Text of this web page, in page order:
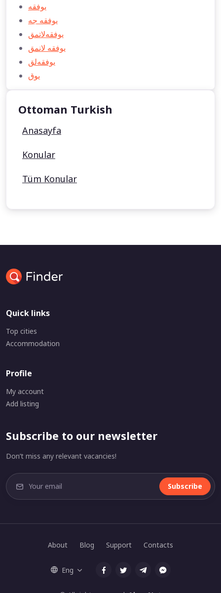
يوفقه
يوفقه جه
يوفقه‌لاتمق
يوفقه لانمق
يوفقه‌لق
يوق
Ottoman Turkish
Anasayfa
Konular
Tüm Konular
Quick links
Top cities
Accommodation
Profile
My account
Add listing
Subscribe to our newsletter
Don’t miss any relevant vacancies!
Subscribe
About Blog Support Contacts
Eng